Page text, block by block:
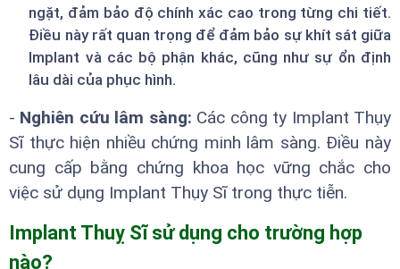
ngặt, đảm bảo độ chính xác cao trong từng chi tiết.
Điều này rất quan trọng để đảm bảo sự khít sát giữa
Implant và các bộ phận khác, cũng như sự ổn định
lâu dài của phục hình.
- Nghiên cứu lâm sàng: Các công ty Implant Thụy
Sĩ thực hiện nhiều chứng minh lâm sàng. Điều này
cung cấp bằng chứng khoa học vững chắc cho
việc sử dụng Implant Thụy Sĩ trong thực tiễn.
Implant Thuỵ Sĩ sử dụng cho trường hợp
nào?